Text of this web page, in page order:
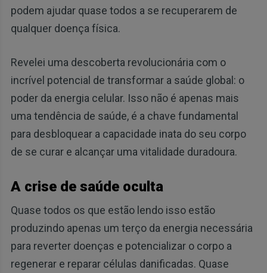
podem ajudar quase todos a se recuperarem de
qualquer doença física.
Revelei uma descoberta revolucionária com o
incrível potencial de transformar a saúde global: o
poder da energia celular. Isso não é apenas mais
uma tendência de saúde, é a chave fundamental
para desbloquear a capacidade inata do seu corpo
de se curar e alcançar uma vitalidade duradoura.
A crise de saúde oculta
Quase todos os que estão lendo isso estão
produzindo apenas um terço da energia necessária
para reverter doenças e potencializar o corpo a
regenerar e reparar células danificadas. Quase